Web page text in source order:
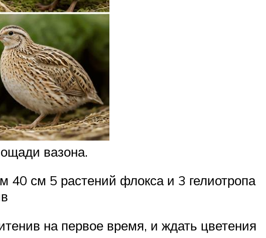
вазона.
40 см 5 растений флокса и 3 гелиотропа
на первое время, и ждать цветения